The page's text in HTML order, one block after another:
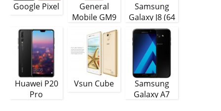
Google Pixel
General
Mobile GM9
Samsung
Galaxy J8 (64
GB)
Huawei P20
Pro
Vsun Cube
Samsung
Galaxy A7